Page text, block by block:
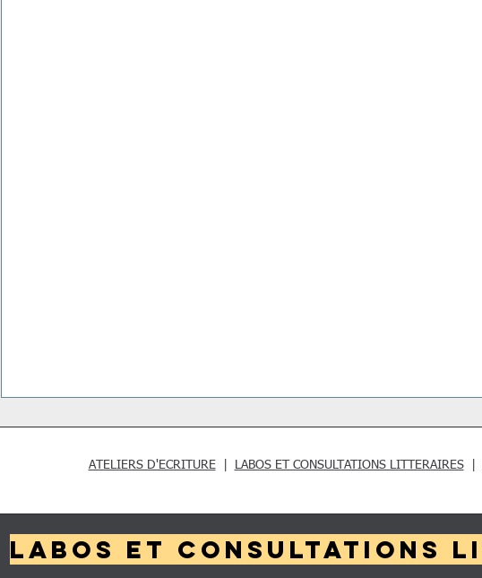
ATELIERS D'ECRITURE| LABOS ET CONSULTATIONS LITTERAIRES|
LABOS et consultations